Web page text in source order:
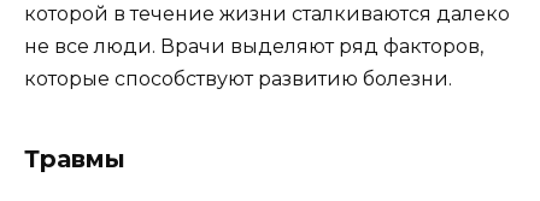
которой в течение жизни сталкиваются далеко
не все люди. Врачи выделяют ряд факторов,
которые способствуют развитию болезни.
Травмы